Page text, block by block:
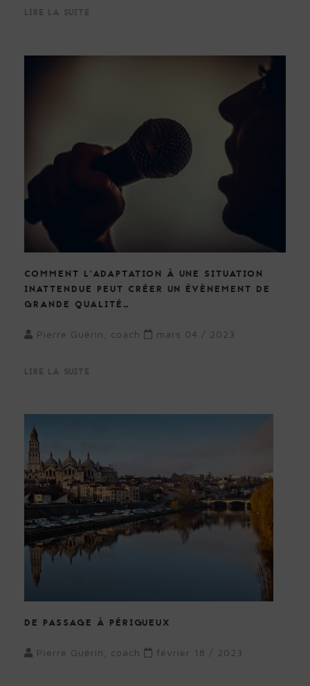
LIRE LA SUITE
COMMENT L’ADAPTATION À UNE SITUATION
INATTENDUE PEUT CRÉER UN ÉVÈNEMENT DE
GRANDE QUALITÉ…
Pierre Guérin, coach mars 04 / 2023
LIRE LA SUITE
DE PASSAGE À PÉRIGUEUX
Pierre Guérin, coach février 18 / 2023